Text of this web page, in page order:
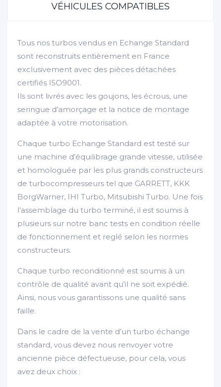
VÉHICULES COMPATIBLES
Tous nos turbos vendus en Echange Standard
sont reconstruits entièrement en France
exclusivement avec des pièces détachées
certifiés ISO9001.
Ils sont livrés avec les goujons, les écrous, une
seringue d’amorçage et la notice de montage
adaptée à votre motorisation.
Chaque turbo Echange Standard est testé sur
une machine d’équilibrage grande vitesse, utilisée
et homologuée par les plus grands constructeurs
de turbocompresseurs tel que GARRETT, KKK
BorgWarner, IHI Turbo, Mitsubishi Turbo. Une fois
l’assemblage du turbo terminé, il est soumis à
plusieurs sur notre banc tests en condition réelle
de fonctionnement et reglé selon les normes
constructeurs.
Chaque turbo reconditionné est soumis à un
contrôle de qualité avant qu’il ne soit expédié.
Ainsi, nous vous garantissons une qualité sans
faille.
Dans le cadre de la vente d’un turbo échange
standard, vous devez nous renvoyer votre
ancienne pièce défectueuse, pour cela, vous
avez deux choix :